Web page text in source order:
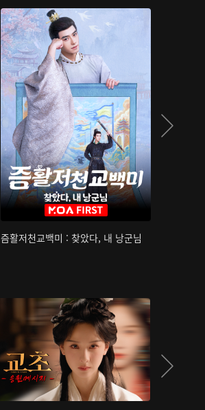
즘활저천교백미 : 찾았다, 내 낭군님